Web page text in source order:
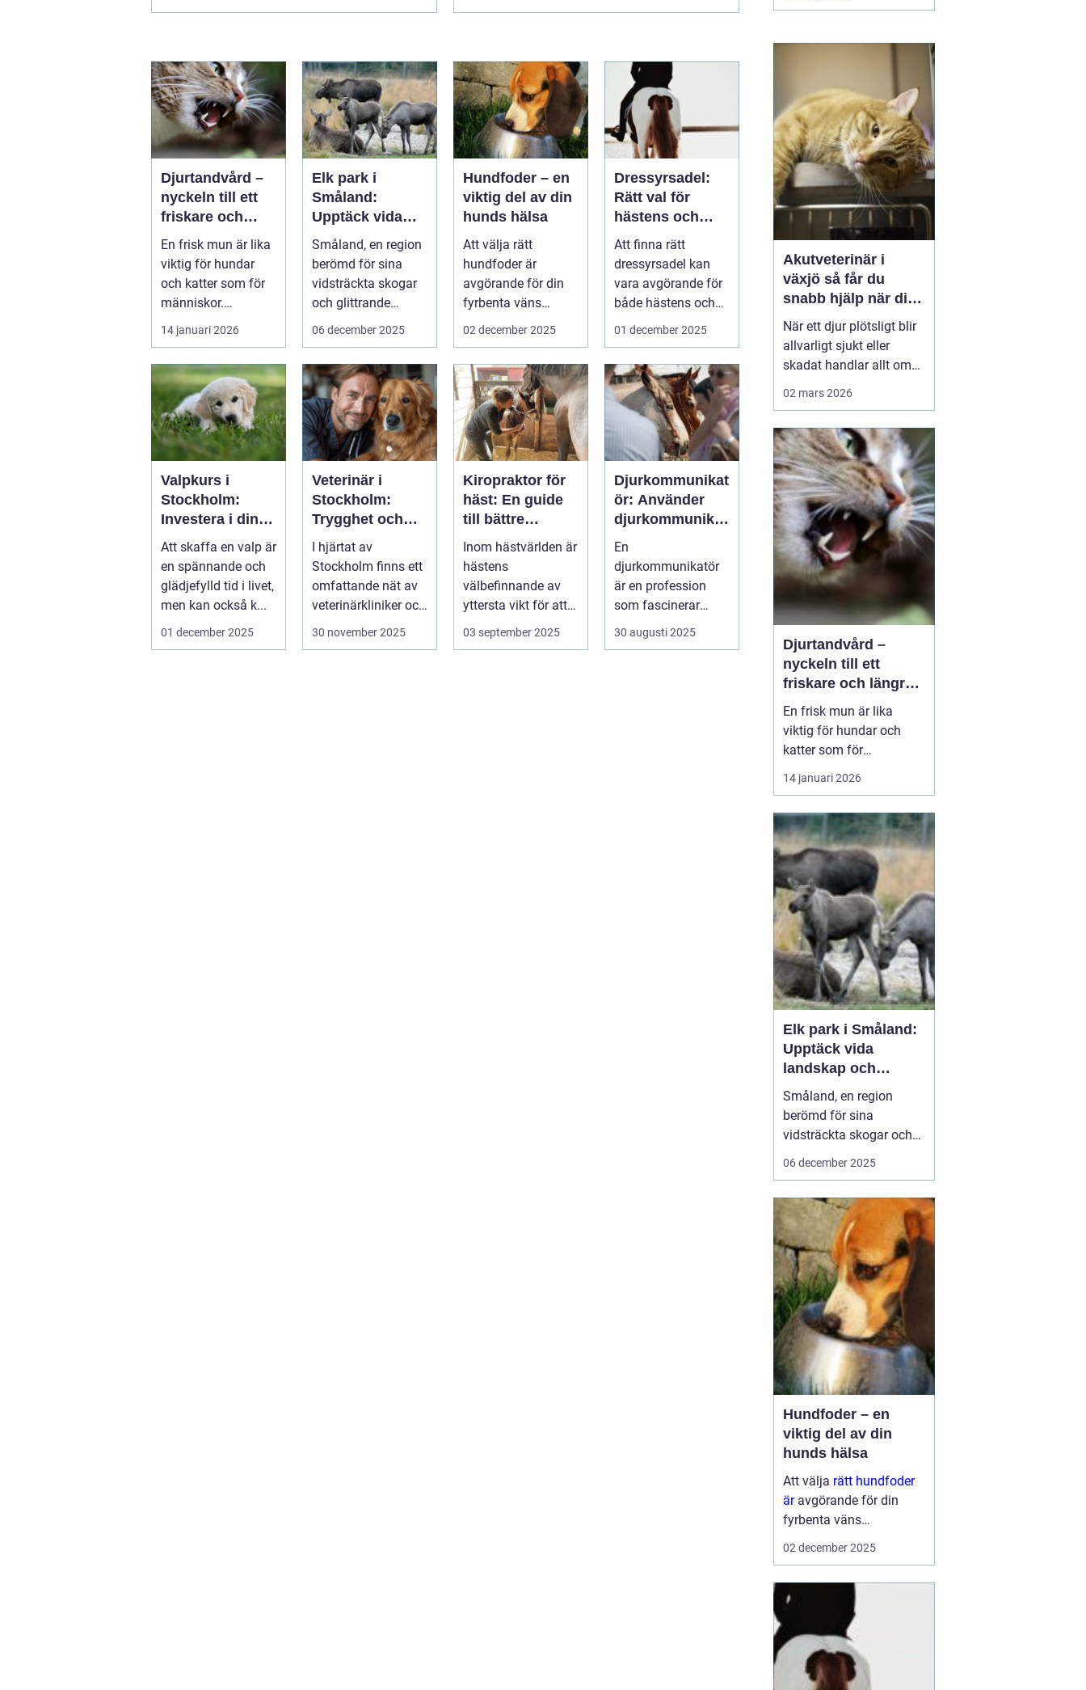
Djurtandvård –
nyckeln till ett
friskare och
längre liv för
hund och katt
En frisk mun är lika
viktig för hundar
och katter som för
människor.
Änd&ar...
14 januari 2026
Elk park i
Småland:
Upptäck vida
landskap och
majestätiska
älgar
Småland, en region
berömd för sina
vidsträckta skogar
och glittrande
sjöar...
06 december 2025
Hundfoder – en
viktig del av din
hunds hälsa
Att välja rätt
hundfoder är
avgörande för din
fyrbenta väns
välm&...
02 december 2025
Dressyrsadel:
Rätt val för
hästens och
ryttarens
perfekta balans
Att finna rätt
dressyrsadel kan
vara avgörande för
både hästens och
ryttar...
01 december 2025
Valpkurs i
Stockholm:
Investera i din
valps framtid
Att skaffa en valp är
en spännande och
glädjefylld tid i livet,
men kan också k...
01 december 2025
Veterinär i
Stockholm:
Trygghet och
kvalitet för din
fyrbenta vän
I hjärtat av
Stockholm finns ett
omfattande nät av
veterinärkliniker och
djursjukhus....
30 november 2025
Kiropraktor för
häst: En guide
till bättre
hästhälsa
Inom hästvärlden är
hästens
välbefinnande av
yttersta vikt för att
s&a...
03 september 2025
Djurkommunikat
ör: Använder
djurkommunikat
ion för
behandling av
djur
En
djurkommunikatör
är en profession
som fascinerar
många och väcker
nyfikenhet...
30 augusti 2025
För många hundägare i
lära några kommandon,
utan om att byg...
Akutveterinär i
växjö så får du
snabb hjälp när ditt
djur blir sjukt
När ett djur plötsligt blir
allvarligt sjukt eller
skadat handlar allt om
gången en olycka
händer: Vem ska
kontaktas? Vad är
verkligen akut? Hur kan
man hjälpa sitt djur på
vägen in till kliniken? I
Väx...
02 mars 2026
Djurtandvård –
nyckeln till ett
friskare och längre
liv för hund och katt
En frisk mun är lika
viktig för hundar och
katter som för
människor. Ändå
hamnar tänderna ofta
attgöralistan när man
lever vardagsliv med sitt
djur. Fokus ligger gärna
p&arin...
14 januari 2026
Elk park i Småland:
Upptäck vida
landskap och
majestätiska älgar
Småland, en region
berömd för sina
vidsträckta skogar och
glittrande sjöar, har mer
väntar en speciell
upplevelse för dem som
vill se älgar i...
06 december 2025
Hundfoder – en
viktig del av din
hunds hälsa
Att välja rätt hundfoder
äravgörande för din
fyrbenta väns
välmående. En
02 december 2025